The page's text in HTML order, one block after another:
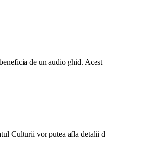
de un audio ghid. Acest
Culturii vor putea afla detalii d